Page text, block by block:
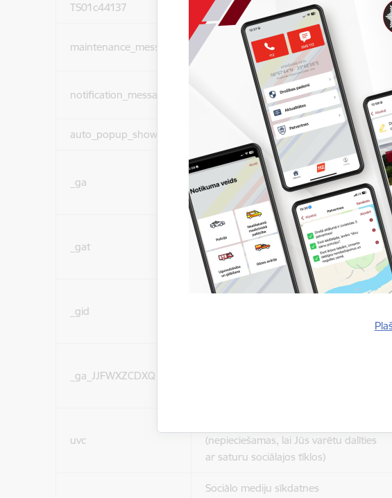
TS01c44137 Nepieciešams
maintenance_message Nepieciešams
notification_messages Nepieciešams
auto_popup_showed Nepieciešams
_ga
Statistikas sīkdatnes (nepieciešamas,
lai uzlabotu vietnes darbību un
pakalpojumus)
_gat
Statistikas sīkdatnes (nepieciešamas,
lai uzlabotu vietnes darbību un
pakalpojumus)
_gid
Statistikas sīkdatnes (nepieciešamas,
_ga_JJFWXZCDXQ
uvc
(nepieciešamas, lai Jūs varētu dalīties
ar saturu sociālajos tīklos)
Sociālo mediju sīkdatnes